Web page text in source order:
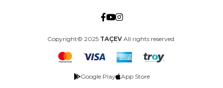
Copyright© 2025 TAÇEV All rights reserved.
Google Play App Store